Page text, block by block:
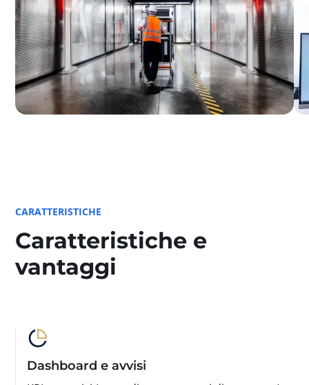
CARATTERISTICHE
Caratteristiche e
vantaggi
Dashboard e avvisi